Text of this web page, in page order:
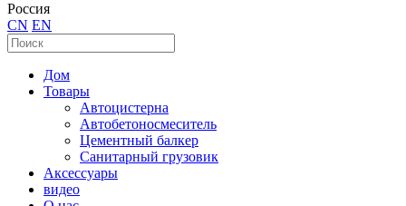
Россия
CN EN
Дом
Товары
Автоцистерна
Автобетоносмеситель
Цементный балкер
Санитарный грузовик
Аксессуары
видео